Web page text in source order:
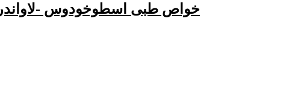
خواص طبی اسطوخودوس -لاواندر